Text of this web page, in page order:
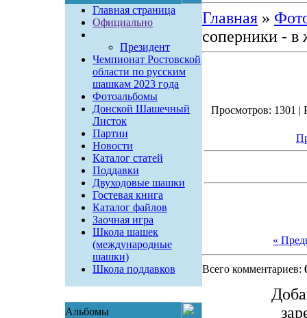
Главная страница
Официально
Президент
Чемпионат Ростовской
области по русским
шашкам 2023 года
Фотоальбомы
Донской Шашечный
Листок
Партии
Новости
Каталог статей
Поддавки
Двуходовые шашки
Гостевая книга
Каталог файлов
Заочная игра
Школа шашек
(международные
шашки)
Школа поддавков
Альбомы
Главная»
соперники - в
Просмотров: 1301 |
«
Всего комментариев: